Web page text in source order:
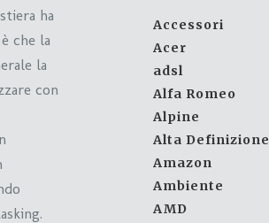
ha
che la
la
con
Accessori
Acer
adsl
Alfa Romeo
Alpine
Alta Definizione
Amazon
Ambiente
AMD